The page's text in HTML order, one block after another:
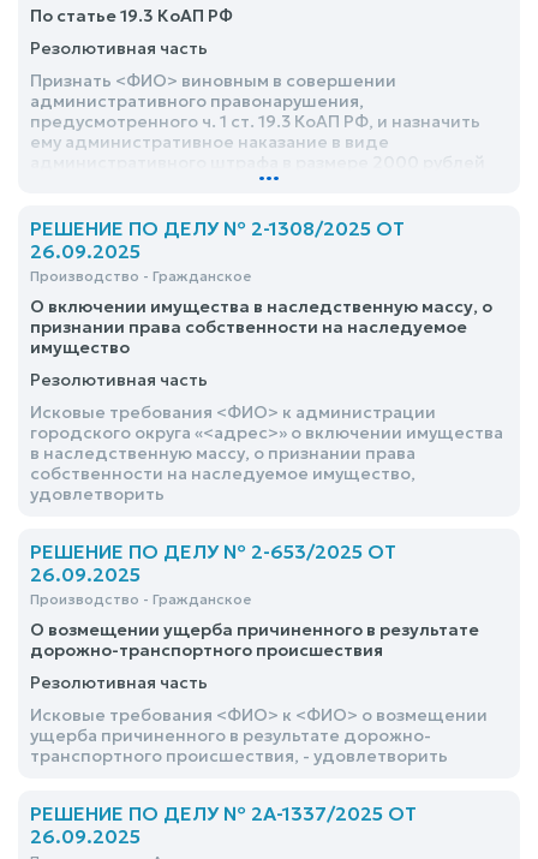
По статье 19.3 КоАП РФ
Резолютивная часть
Признать <ФИО> виновным в совершении
административного правонарушения,
предусмотренного ч. 1 ст. 19.3 КоАП РФ, и назначить
ему административное наказание в виде
...
РЕШЕНИЕ ПО ДЕЛУ № 2-1308/2025 ОТ
26.09.2025
Производство - Гражданское
О включении имущества в наследственную массу, о
признании права собственности на наследуемое
имущество
Резолютивная часть
Исковые требования <ФИО> к администрации
городского округа «<адрес>» о включении имущества
в наследственную массу, о признании права
собственности на наследуемое имущество,
удовлетворить
РЕШЕНИЕ ПО ДЕЛУ № 2-653/2025 ОТ
26.09.2025
Производство - Гражданское
О возмещении ущерба причиненного в результате
дорожно-транспортного происшествия
Резолютивная часть
Исковые требования <ФИО> к <ФИО> о возмещении
ущерба причиненного в результате дорожно-
транспортного происшествия, - удовлетворить
РЕШЕНИЕ ПО ДЕЛУ № 2А-1337/2025 ОТ
26.09.2025